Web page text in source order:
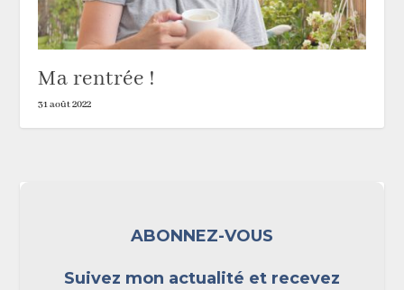
Ma rentrée !
31 août 2022
ABONNEZ-VOUS
Suivez mon actualité et recevez